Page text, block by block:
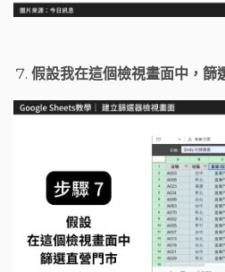
假設我在這個檢視畫面中，篩